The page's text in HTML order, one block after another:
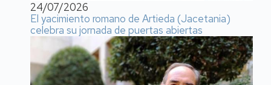
24/07/2026
El yacimiento romano de Artieda (Jacetania)
celebra su jornada de puertas abiertas